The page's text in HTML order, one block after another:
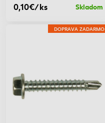
0,10€/ks Skladom
DOPRAVA ZADARMO